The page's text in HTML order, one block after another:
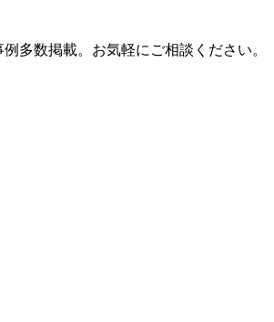
多数掲載。お気軽にご相談ください。